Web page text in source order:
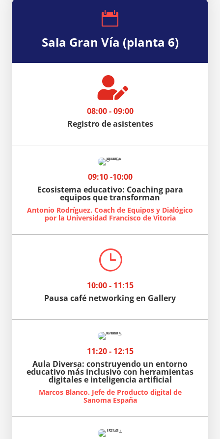

Sala Gran Vía (planta 6)

08:00 - 09:00
Registro de asistentes
09:10 -10:00
Ecosistema educativo: Coaching para
equipos que transforman
Antonio Rodríguez. Coach de Equipos y Dialógico
por la Universidad Francisco de Vitoria
}
10:00 - 11:15
Pausa café networking en Gallery
11:20 - 12:15
Aula Diversa: construyendo un entorno
educativo más inclusivo con herramientas
digitales e inteligencia artificial
Marcos Blanco. Jefe de Producto digital de
Sanoma España